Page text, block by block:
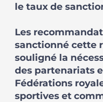
le taux de
Les
sanctionné cette
souligné la
des partenariats
Fédérations
sportives et